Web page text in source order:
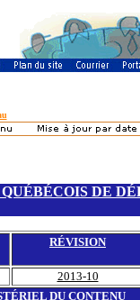
DE
RÉVISION
2013-10
DU CONTENU